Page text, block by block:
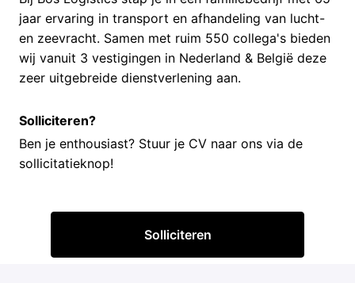
jaar ervaring in transport en afhandeling van lucht-
en zeevracht. Samen met ruim 550 collega's bieden
wij vanuit 3 vestigingen in Nederland & België deze
zeer uitgebreide dienstverlening aan.
Solliciteren?
Ben je enthousiast? Stuur je CV naar ons via de
sollicitatieknop!
Solliciteren